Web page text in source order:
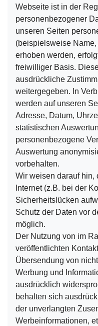
Webseite ist in der
personenbezogener
unseren Seiten
(beispielsweise
erhoben werden,
freiwilliger Basis.
ausdrückliche
weitergegeben. In
werden auf unseren
Adresse, Datum,
statistischen
personenbezogene
Auswertung
vorbehalten.
Wir weisen darauf hin,
Internet (z.B. bei der
Sicherheitslücken
Schutz der Daten vor
möglich.
Der Nutzung von im
veröffentlichten
Übersendung von
Werbung und
ausdrücklich
behalten sich
der unverlangten
Werbeinformationen,